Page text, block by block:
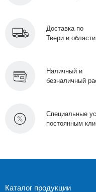
Доставка по
Твери и области
Специальные
постоянным
Наличный и
безналичный
Каталог продукции